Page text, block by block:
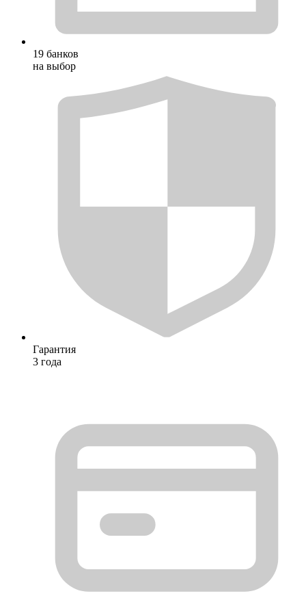
19 банков
на выбор
Гарантия
3 года